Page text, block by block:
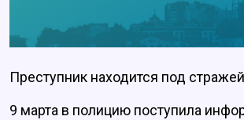
Преступник находится под
9 марта в полицию поступила